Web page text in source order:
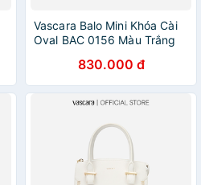
Vascara Balo Mini Khóa Cài
Oval BAC 0156 Màu Trắng
830.000 đ